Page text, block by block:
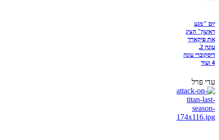
יום "מגע
ראשון" הציג
את פיקארד
עונה 2,
דיסקוברי עונה
4 ועוד
עדי פרל